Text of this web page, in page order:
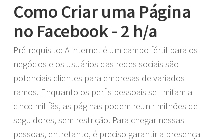
Como Criar uma Página
no Facebook - 2 h/a
Pré-requisito: A internet é um campo fértil para os
negócios e os usuários das redes sociais são
potenciais clientes para empresas de variados
ramos. Enquanto os perfis pessoais se limitam a
cinco mil fãs, as páginas podem reunir milhões de
seguidores, sem restrição. Para chegar nessas
pessoas, entretanto, é preciso garantir a presença